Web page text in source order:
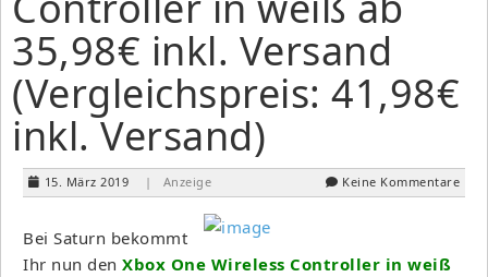
35,98€ inkl. Versand
(Vergleichspreis: 41,98€
inkl. Versand)
15. März 2019 | Anzeige Keine Kommentare
Bei Saturn bekommt
Ihr nun den Xbox One Wireless Controller in weiß